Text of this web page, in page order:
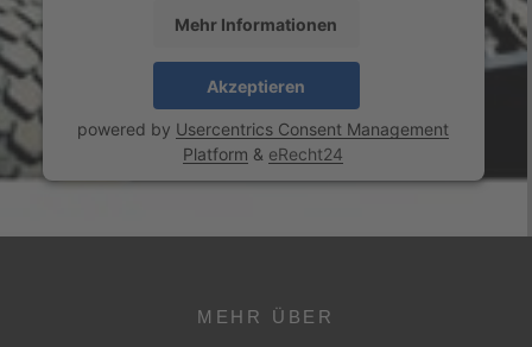
Mehr Informationen
Akzeptieren
powered by Usercentrics Consent Management
Platform & eRecht24
MEHR ÜBER